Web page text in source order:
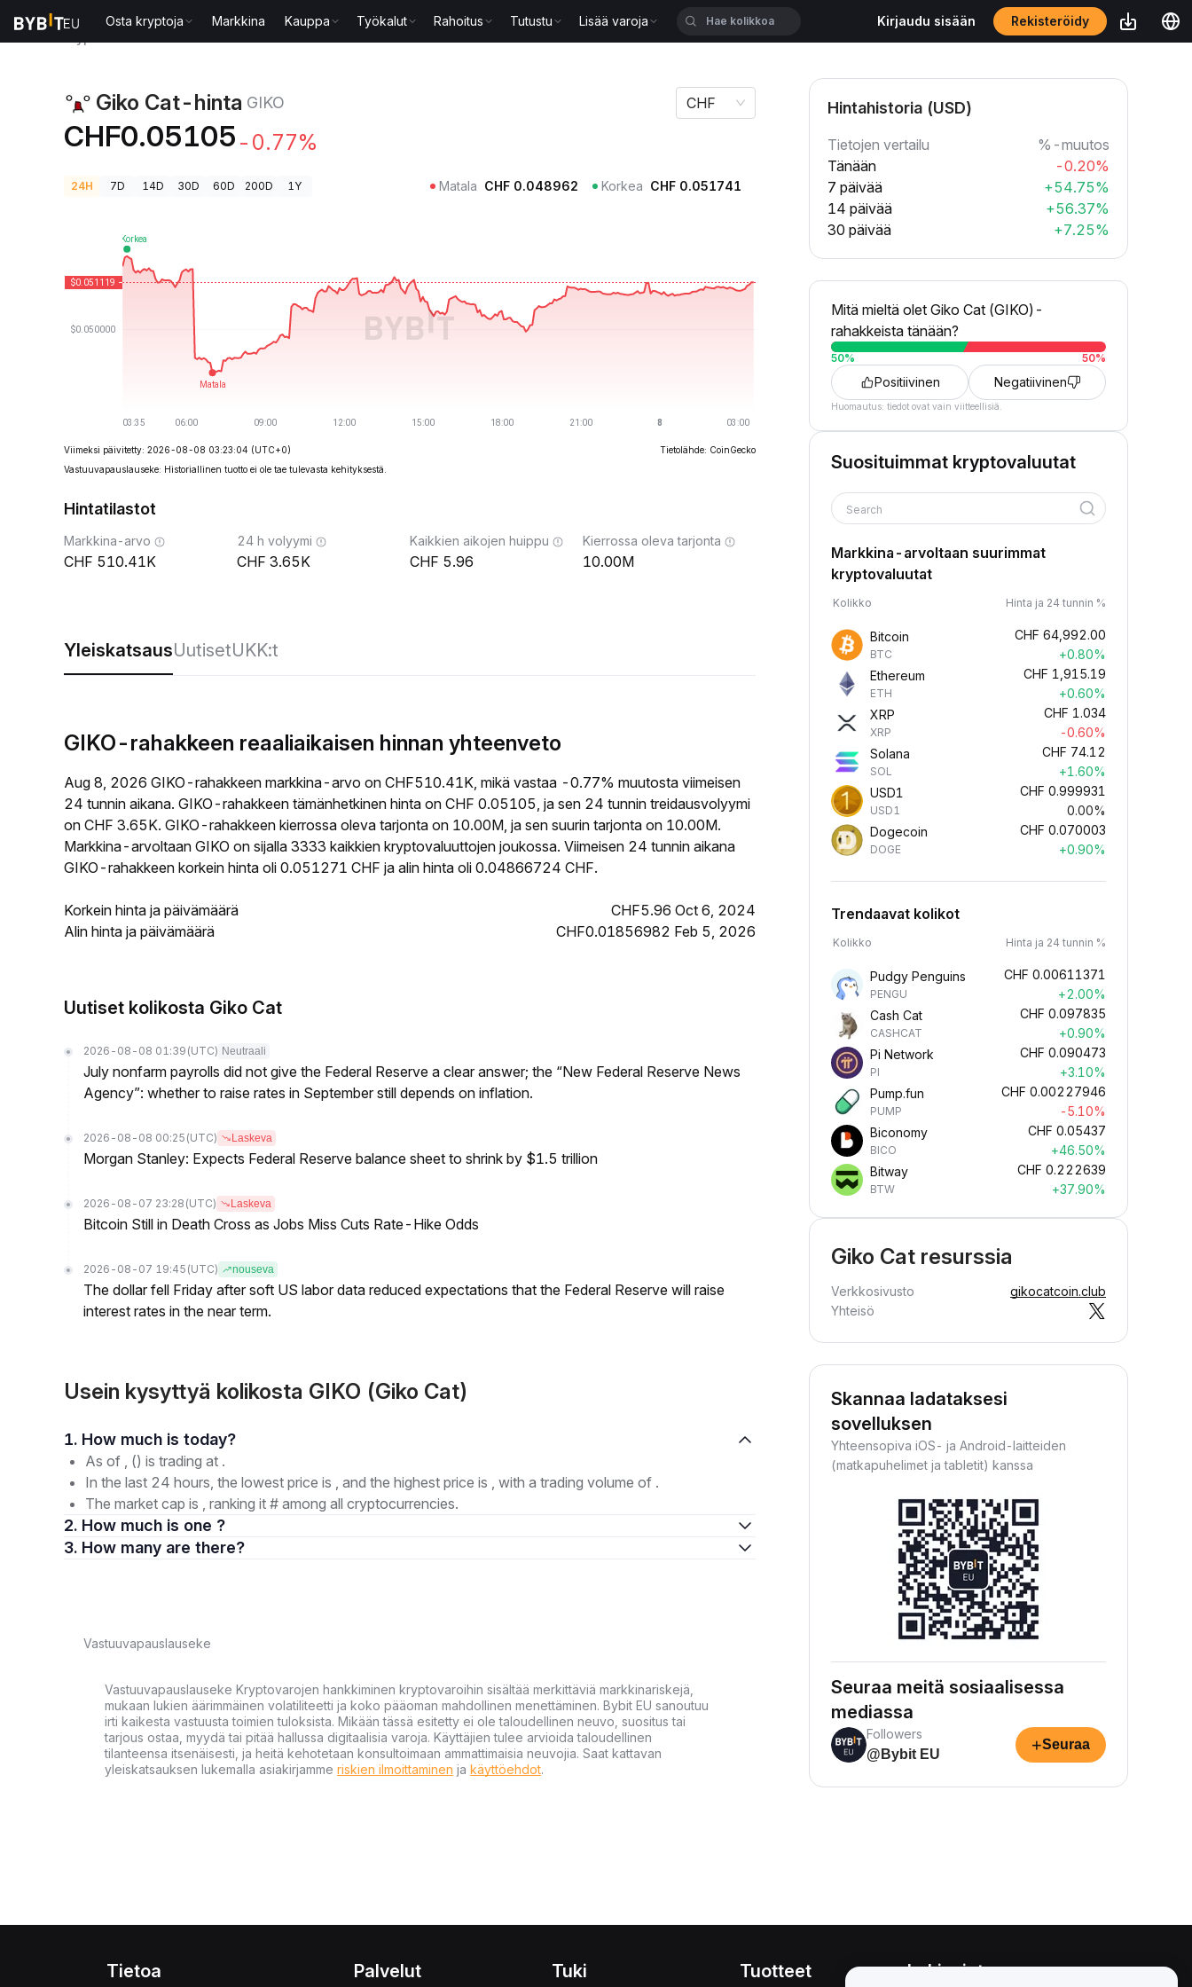
Osta kryptoja Markkina Kauppa Työkalut Rahoitus Tutustu Lisää varoja Kirjaudu sisään Rekisteröidy
Giko Cat-hinta GIKO
CHF0.05105 -0.77%
CHF
24H 7D 14D 30D 60D 200D 1Y Matala CHF 0.048962 Korkea CHF 0.051741
Viimeksi päivitetty: 2026-08-08 03:23:04 (UTC+0)
Tietolähde: CoinGecko
Vastuuvapauslauseke: Historiallinen tuotto ei ole tae tulevasta kehityksestä.
Hintatilastot
Markkina-arvo
510.41K
24 h volyymi
3.65K
Kaikkien aikojen huippu
5.96
Kierrossa oleva tarjonta
10.00M
YleiskatsausUutisetUKK:t
GIKO-rahakkeen reaaliaikaisen hinnan yhteenveto
Aug 8, 2026 GIKO-rahakkeen markkina-arvo on CHF510.41K, mikä vastaa -0.77% muutosta viimeisen
24 tunnin aikana. GIKO-rahakkeen tämänhetkinen hinta on CHF 0.05105, ja sen 24 tunnin treidausvolyymi
on CHF 3.65K. GIKO-rahakkeen kierrossa oleva tarjonta on 10.00M, ja sen suurin tarjonta on 10.00M.
Markkina-arvoltaan GIKO on sijalla 3333 kaikkien kryptovaluuttojen joukossa. Viimeisen 24 tunnin aikana
GIKO-rahakkeen korkein hinta oli 0.051271 CHF ja alin hinta oli 0.04866724 CHF.
Korkein hinta ja päivämäärä
CHF5.96 Oct 6, 2024
Alin hinta ja päivämäärä
CHF0.01856982 Feb 5, 2026
Uutiset kolikosta Giko Cat
2026-08-08 01:39 (UTC) Neutraali
July nonfarm payrolls did not give the Federal Reserve a clear answer; the “New Federal Reserve News
Agency”: whether to raise rates in September still depends on inflation.
2026-08-08 00:25 (UTC) Laskeva
Morgan Stanley: Expects Federal Reserve balance sheet to shrink by $1.5 trillion
2026-08-07 23:28 (UTC) Laskeva
Bitcoin Still in Death Cross as Jobs Miss Cuts Rate-Hike Odds
2026-08-07 19:45 (UTC) nouseva
The dollar fell Friday after soft US labor data reduced expectations that the Federal Reserve will raise
interest rates in the near term.
Usein kysyttyä kolikosta GIKO (Giko Cat)
1. How much is today?
As of , () is trading at .
In the last 24 hours, the lowest price is , and the highest price is , with a trading volume of .
The market cap is , ranking it # among all cryptocurrencies.
2. How much is one ?
3. How many are there?
Vastuuvapauslauseke
Vastuuvapauslauseke Kryptovarojen hankkiminen kryptovaroihin sisältää merkittäviä markkinariskejä,
mukaan lukien äärimmäinen volatiliteetti ja koko pääoman mahdollinen menettäminen. Bybit EU sanoutuu
irti kaikesta vastuusta toimien tuloksista. Mikään tässä esitetty ei ole taloudellinen neuvo, suositus tai
tarjous ostaa, myydä tai pitää hallussa digitaalisia varoja. Käyttäjien tulee arvioida taloudellinen
tilanteensa itsenäisesti, ja heitä kehotetaan konsultoimaan ammattimaisia neuvojia. Saat kattavan
yleiskatsauksen lukemalla asiakirjamme riskien ilmoittaminen ja käyttöehdot.
Hintahistoria (USD)
Tietojen vertailu
%-muutos
Tänään
-0.20%
7 päivää
+54.75%
14 päivää
+56.37%
30 päivää
+7.25%
Mitä mieltä olet Giko Cat (GIKO)-
rahakkeista tänään?
50% 50%
Positiivinen Negatiivinen
Huomautus: tiedot ovat vain viitteellisiä.
Suosituimmat kryptovaluutat
Search
Markkina-arvoltaan suurimmat
kryptovaluutat
Kolikko Hinta ja 24 tunnin %
Bitcoin
BTC
CHF 64,992.00
+0.80%
Ethereum
ETH
CHF 1,915.19
+0.60%
XRP
XRP
CHF 1.034
-0.60%
Solana
SOL
CHF 74.12
+1.60%
USD1
USD1
CHF 0.999931
0.00%
Dogecoin
DOGE
CHF 0.070003
+0.90%
Trendaavat kolikot
Kolikko Hinta ja 24 tunnin %
Pudgy Penguins
PENGU
CHF 0.00611371
+2.00%
Cash Cat
CASHCAT
CHF 0.097835
+0.90%
Pi Network
PI
CHF 0.090473
+3.10%
Pump.fun
PUMP
CHF 0.00227946
-5.10%
Biconomy
BICO
CHF 0.05437
+46.50%
Bitway
BTW
CHF 0.222639
+37.90%
Giko Cat resurssia
Verkkosivusto
gikocatcoin.club
Yhteisö
Skannaa ladataksesi
sovelluksen
Yhteensopiva iOS- ja Android-laitteiden
(matkapuhelimet ja tabletit) kanssa
Seuraa meitä sosiaalisessa
mediassa
Followers
@Bybit EU
+Seuraa
Tietoa Palvelut Tuki Tuotteet Lakiasiat